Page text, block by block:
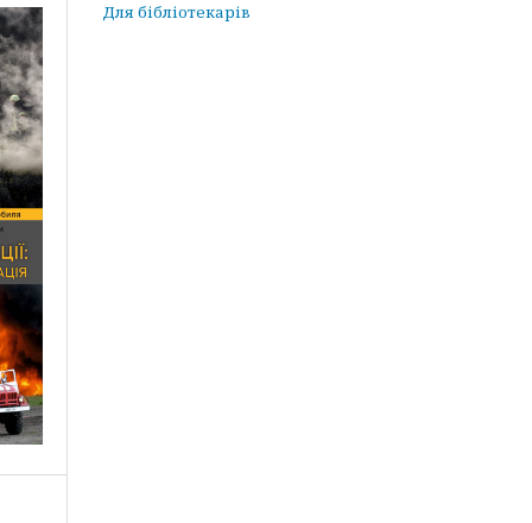
Для бібліотекарів